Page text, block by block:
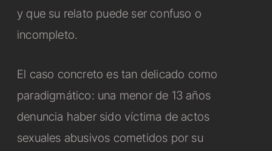
y que su relato puede ser confuso o
incompleto.
El caso concreto es tan delicado como
paradigmático: una menor de 13 años
denuncia haber sido víctima de actos
sexuales abusivos cometidos por su